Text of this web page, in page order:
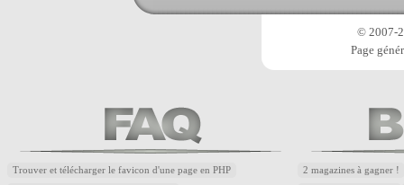
© 2007-
Page
Trouver et télécharger le favicon d'une page en PHP 2 magazines à gagner !